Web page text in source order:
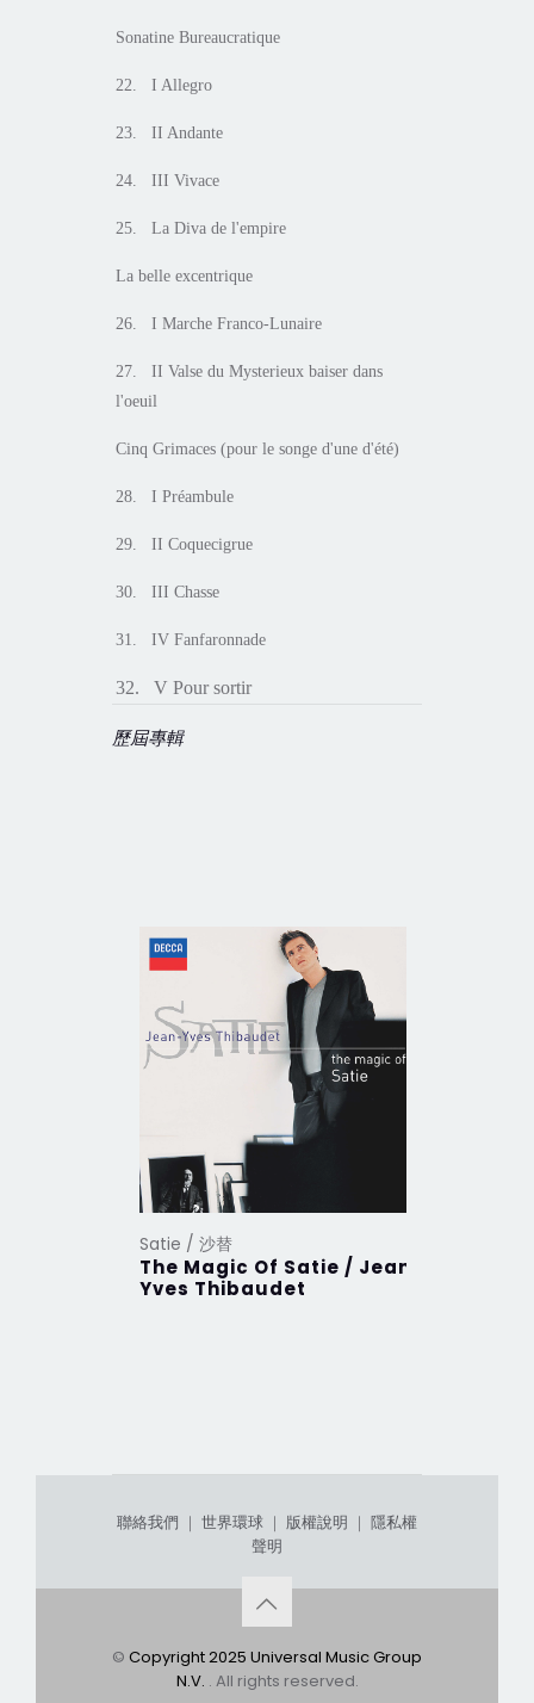
Sonatine Bureaucratique
22. I Allegro
23. II Andante
24. III Vivace
25. La Diva de l'empire
La belle excentrique
26. I Marche Franco-Lunaire
27. II Valse du Mysterieux baiser dans
l'oeuil
Cinq Grimaces (pour le songe d'une d'été)
28. I Préambule
29. II Coquecigrue
30. III Chasse
31. IV Fanfaronnade
32. V Pour sortir
歷屆專輯
Satie / 沙替
The Magic Of Satie / Jean-
Yves Thibaudet
聯絡我們 ｜ 世界環球 ｜ 版權說明 ｜ 隱私權
聲明
© Copyright 2025 Universal Music Group
N.V. . All rights reserved.